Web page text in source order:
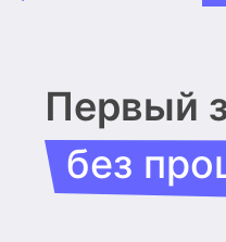
Первый
без